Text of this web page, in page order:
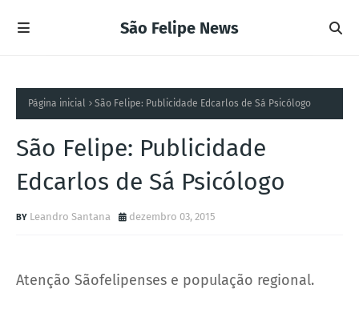
São Felipe News
Página inicial São Felipe: Publicidade Edcarlos de Sá Psicólogo
São Felipe: Publicidade
Edcarlos de Sá Psicólogo
Leandro Santana dezembro 03, 2015
Atenção Sãofelipenses e população regional.